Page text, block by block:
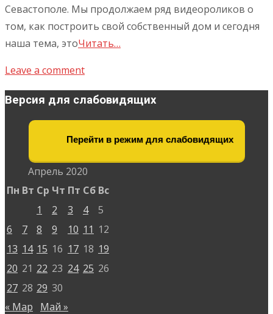
Севастополе. Мы продолжаем ряд видеороликов о
том, как построить свой собственный дом и сегодня
наша тема, этоЧитать…
Leave a comment
Версия для слабовидящих
Перейти в режим для слабовидящих
Апрель 2020
Пн Вт Ср Чт Пт Сб Вс
1
2 3 4
5
6
7 8 9 10 11 12
13 14 15 16 17 18 19
20 21 22 23 24 25 26
27 28 29 30
« Мар
Май »